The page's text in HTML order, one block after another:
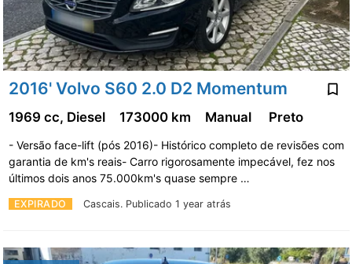
2016' Volvo S60 2.0 D2 Momentum
EXPIRADO Cascais. Publicado 1 year atrás
1969 cc, Diesel 173000 km Manual Preto
- Versão face-lift (pós 2016)- Histórico completo de revisões com
garantia de km's reais- Carro rigorosamente impecável, fez nos
últimos dois anos 75.000km's quase sempre …